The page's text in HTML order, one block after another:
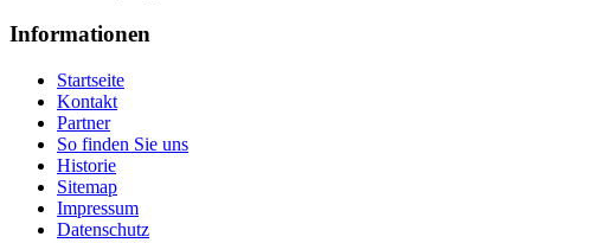
Informationen
Startseite
Kontakt
Partner
So finden Sie uns
Historie
Sitemap
Impressum
Datenschutz